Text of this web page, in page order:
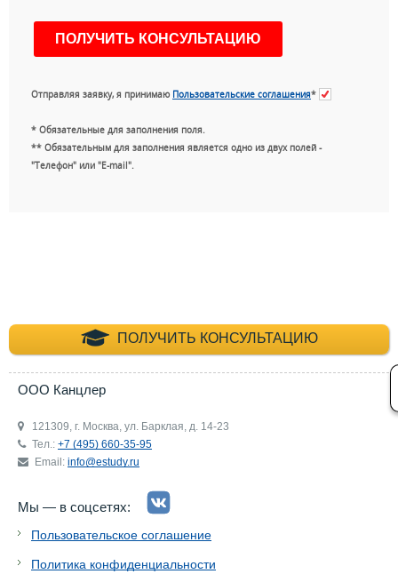
Отправляя заявку, я принимаю Пользовательские соглашения*
* Обязательные для заполнения поля.
** Обязательным для заполнения является одно из двух полей -
"Телефон" или "E-mail".
ПОЛУЧИТЬ КОНСУЛЬТАЦИЮ
+7 (495) 660-35-
ООО Канцлер
121309, г. Москва, ул. Барклая, д. 14-23
Тел.: +7 (495) 660-35-95
Email: info@estudy.ru
Мы — в соцсетях:
Пользовательское соглашение
Политика конфиденциальности